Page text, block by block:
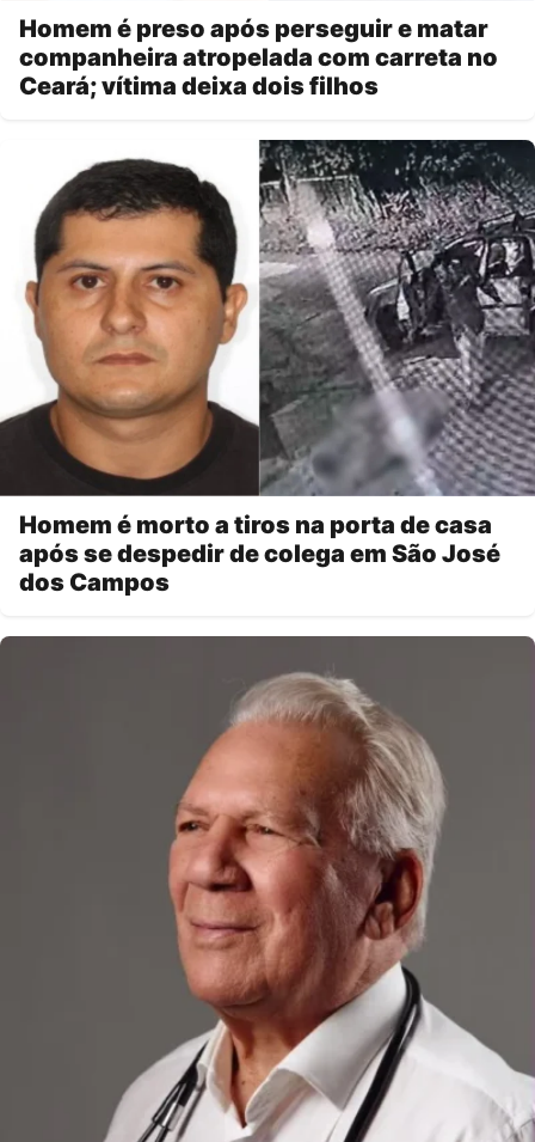
Homem é preso após perseguir e matar
companheira atropelada com carreta no
Ceará; vítima deixa dois filhos
Homem é morto a tiros na porta de casa
após se despedir de colega em São José
dos Campos